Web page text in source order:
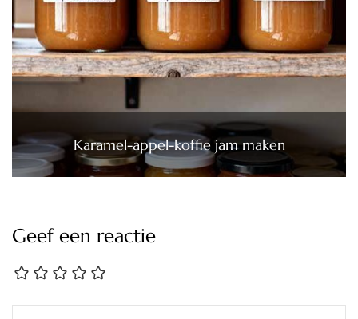
Karamel-appel-koffie jam maken
Geef een reactie